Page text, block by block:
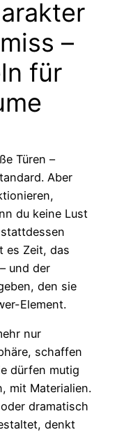
–
für
Türen –
Aber
du keine Lust
es Zeit, das
und der
den sie
Element.
nur
schaffen
dürfen mutig
mit Materialien.
dramatisch
denkt